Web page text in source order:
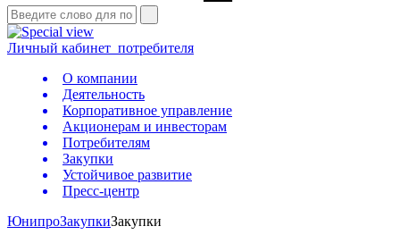
Личный кабинет потребителя
О компании
Деятельность
Корпоративное управление
Акционерам и инвесторам
Потребителям
Закупки
Устойчивое развитие
Пресс-центр
ЮнипроЗакупкиЗакупки